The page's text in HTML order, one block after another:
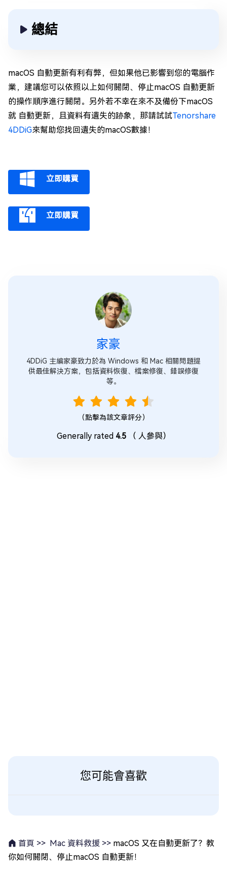
總結
macOS 自動更新有利有弊，但如果他已影響到您的電腦作
業，建議您可以依照以上如何關閉、停止macOS 自動更新
的操作順序進行關閉。另外若不幸在來不及備份下macOS
就 自動更新，且資料有遺失的跡象，那請試試Tenorshare
4DDiG來幫助您找回遺失的macOS數據！
立即購買
立即購買
家豪
4DDiG 主編家豪致力於為 Windows 和 Mac 相關問題提
供最佳解決方案，包括資料恢復、檔案修復、錯誤修復
等。
（點擊為該文章評分）
Generally rated 4.5（ 人參與）
您可能會喜歡
首頁 >> Mac 資料救援 >> macOS 又在自動更新了？教
你如何關閉、停止macOS 自動更新！